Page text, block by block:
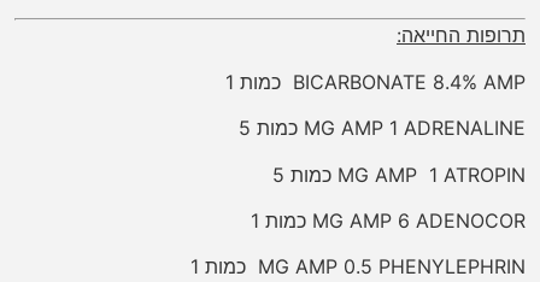
תרופות החייאה:
BICARBONATE 8.4% AMP כמות 1
MG AMP 1 ADRENALINE כמות 5
MG AMP 1 ATROPIN כמות 5
MG AMP 6 ADENOCOR כמות 1
MG AMP 0.5 PHENYLEPHRIN כמות 1